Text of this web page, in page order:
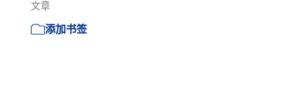
文章
添加书签